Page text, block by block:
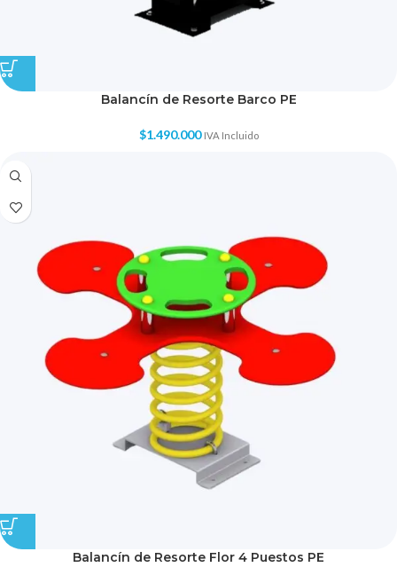
Balancín de Resorte Barco PE
$1.490.000 IVA Incluido
Balancín de Resorte Flor 4 Puestos PE